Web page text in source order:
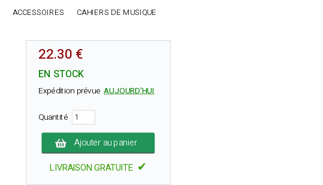
ACCESSOIRES CAHIERS DE MUSIQUE
22.30 €
EN STOCK
Expédition prévueAUJOURD'HUI
Quantité
Ajouter au panier
LIVRAISON GRATUITE ✔